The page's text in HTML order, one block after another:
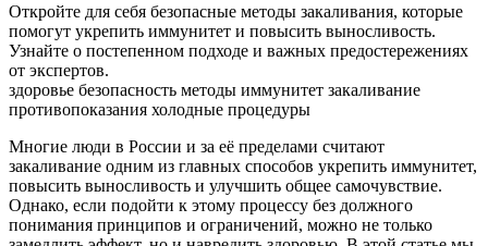
Откройте для себя безопасные методы закаливания, которые
помогут укрепить иммунитет и повысить выносливость.
Узнайте о постепенном подходе и важных предостережениях
от экспертов.
здоровье безопасность методы иммунитет закаливание
противопоказания холодные процедуры
Многие люди в России и за её пределами считают
закаливание одним из главных способов укрепить иммунитет,
повысить выносливость и улучшить общее самочувствие.
Однако, если подойти к этому процессу без должного
понимания принципов и ограничений, можно не только